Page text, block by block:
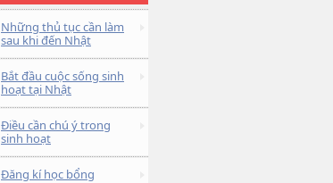
Những thủ tục cần làm
sau khi đến Nhật
Bắt đầu cuộc sống sinh
hoạt tại Nhật
Điều cần chú ý trong
sinh hoạt
Đăng kí học bổng